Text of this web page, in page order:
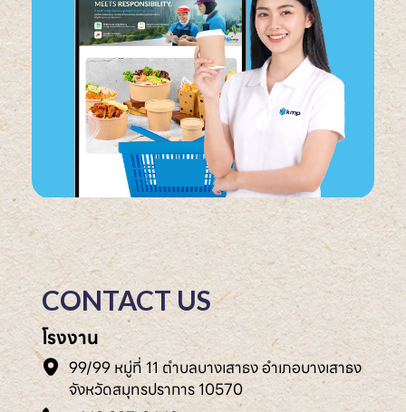
CONTACT US
โรงงาน
99/99 หมู่ที่ 11 ตำบลบางเสาธง อำเภอบางเสาธง
จังหวัดสมุทรปราการ 10570